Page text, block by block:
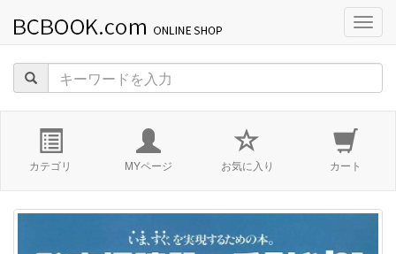
カテゴリ MYページ お気に入り カート